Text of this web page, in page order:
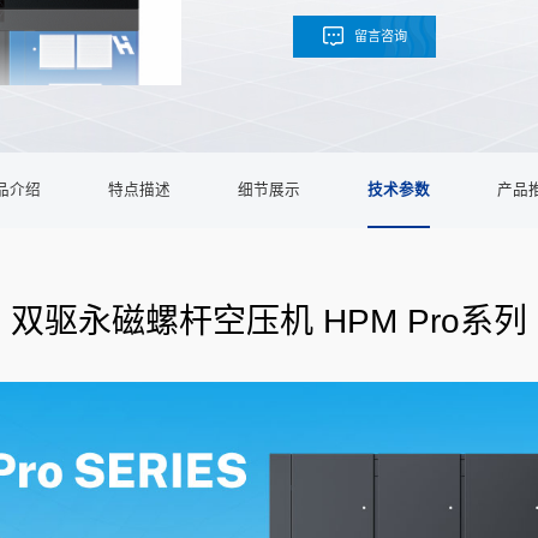
留言咨询
介绍 特点描述 细节展示 技术参数 产品
双驱永磁螺杆空压机 HPM Pro系列